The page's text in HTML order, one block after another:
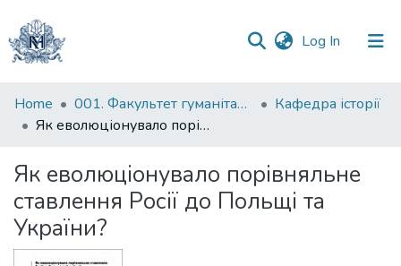
Log In (current)
Communities
&
All of DSpace
Statistics
Home 001. Факультет гуманітарних наук
Кафедра історії
Як еволюціонувало порівняльне ставлення Росії до Польщі та України?
Як еволюціонувало порівняльне
ставлення Росії до Польщі та
України?